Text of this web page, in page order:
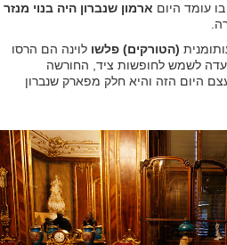
עומד היום ארמון שנברון היה בנוי מנזר
(הטורקים) פלשו לוינה הם הרסו
לשמש לחופשות ציד, החורשה
היום הזה והיא חלק מפארק שנברון